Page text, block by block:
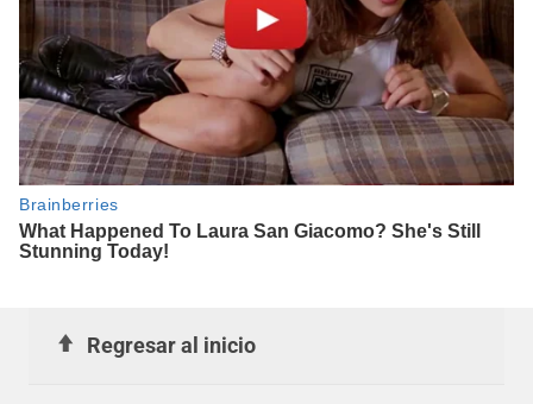
Regresar al inicio